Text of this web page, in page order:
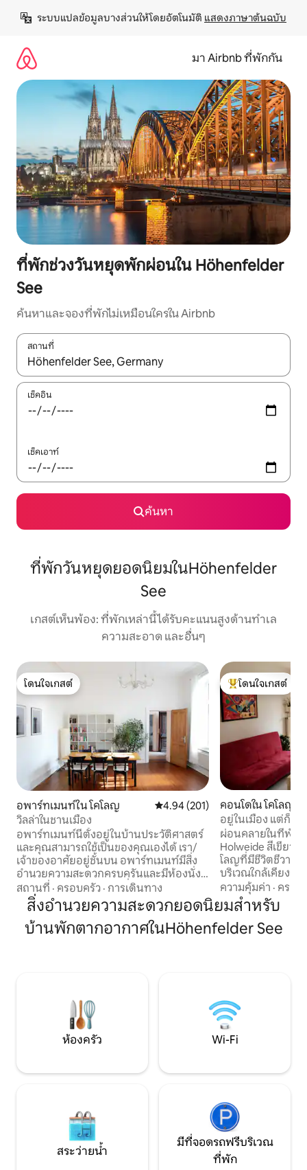
เนื้อหา
ระบบแปลข้อมูลบางส่วนให้โดยอัตโนมัติ แสดงภาษาต้นฉบับ
มา Airbnb ที่พักกัน
ที่พักช่วงวันหยุดพักผ่อนใน Höhenfelder
See
ค้นหาและจองที่พักไม่เหมือนใครใน Airbnb
สถานที่
ใช้ลูกศรขึ้นลง หรือใช้การสัมผัสหรือปัด เพื่อสำรวจผลการค้นหา
เช็คอิน
เช็คเอาท์
ค้นหา
ที่พักวันหยุดยอดนิยมในHöhenfelder
See
เกสต์เห็นพ้อง: ที่พักเหล่านี้ได้รับคะแนนสูงด้านทำเล
ความสะอาด และอื่นๆ
โดนใจเกสต์
โดนใจเกสต์
อพาร์ทเมนท์ใน โคโลญ คะแนนเฉลี่ย 4.94 จาก 5, 201 รีวิว
4.94 (201)
วิลล่าในชานเมือง
อพาร์ทเมนท์นี้ตั้งอยู่ในบ้านประวัติศาสตร์
และคุณสามารถใช้เป็นของคุณเองได้ เรา/
เจ้าของอาศัยอยู่ชั้นบน อพาร์ทเมนท์มีสิ่ง
อำนวยความสะดวกครบครันและมีห้องนั่ง
เล่นขนาดใหญ่ห้องนอนที่เงียบสงบห้องครัว
แยกต่างหากและมีอุปกรณ์ครบครันและ
ห้องน้ำ (ห้องน้ำชั้นสองบนทางเดิน) ในห้อง
นอน 2 คนสามารถนอนบนเตียงกว้าง 1,80
เมตรได้ ตัวเลือกการนอนที่สามให้โซฟา
WLAN การใช้สวนเป็นเรื่องของการจัดสวน
ระยะทางเพียง 2 -3 นาทีถึงป้ายรถรางเมือง
หมายเลข 4 ด้วยบรรทัดนี้คุณจะไปถึง งาน
แสดงสินค้า/ศูนย์นิทรรศการโดยไม่มีการ
ถึงใจกลางเมืองโดยไม่มีการเปลี่ยนแปลง ซู
สามารถไปถึงได้ด้วยเท้า ห้ามสูบบุหรี่ในอ
พาร์ทเมนท์แต่แน่นอนว่าคุณสามารถสูบ
บุหรี่ในสวนได้ หากคุณเดินทางโดยรถยนต์
คุณจะพบที่จอดรถหน้าบ้านหรือบริเวณใกล้
สถานที่ · ครอบครัว · การเดินทาง
โดนใจเกสต์ที่สุด
โดนใจเกสต์
คอนโดใน โคโลญ
อยู่ในเมือง แต่ก็อยู่
ผ่อนคลายในที่พักสุ
Holweide สีเขียว
โลญที่มีชีวิตชีวา มีสิ่งต่างๆ ให้ค้นพบใน
บริเวณใกล้เคียงดังต่อไปนี้
นวัลเดอร์และบรึคเ
สวนสาธารณะไรน์
เล่นขนาดใหญ่
Höhenfelder See เวกคลับโคโลญแอม แรท
เธอร์ ซี คลอเดียสเ
ดราเชนเฟลส์/บูร์ก
ความคุ้มค่า · ครอบ
สิ่งอำนวยความสะดวกยอดนิยมสำหรับ
บ้านพักตากอากาศในHöhenfelder See
ห้องครัว Wi-Fi
สระว่ายน้ำ
มีที่จอดรถฟรีบริเวณ
ที่พัก